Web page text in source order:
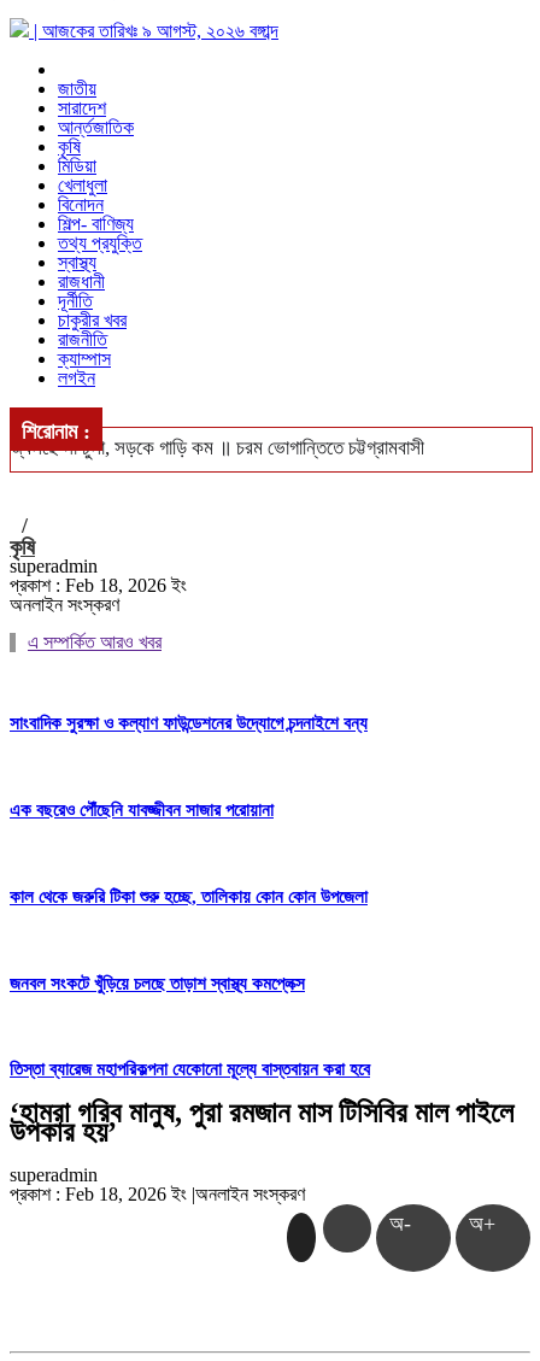
| আজকের তারিখঃ ৯ আগস্ট, ২০২৬ বঙ্গাব্দ
জাতীয়
সারাদেশ
আর্ন্তজাতিক
কৃষি
মিডিয়া
খেলাধুলা
বিনোদন
শিল্প- বাণিজ্য
তথ্য প্রযুক্তি
স্বাস্থ্য
রাজধানী
দূর্নীতি
চাকুরীর খবর
রাজনীতি
ক্যাম্পাস
লগইন
শিরোনাম :
জ্বলছে না চুলা, সড়কে গাড়ি কম ॥ চরম ভোগান্তিতে চট্টগ্রামবাসী
সিএমপি’র নিজস্ব জনবলে চলবে ট্রাফিক ব্যবস্থাপনা
ঢাকা-পাবনা ও ঢাকা-খুলনা রুটে নতুন আন্তঃনগর ট্রেন চালুর পরিকল্পনা ॥ চালু
হবে বন্ধ লোকাল-মেইল
বঙ্গোপসাগরে ধরা পড়লো ২৯ কেজির ইয়েলোফিন টুনা, ৪০ হাজারে বিক্রি
/
কৃষি
superadmin
প্রকাশ : Feb 18, 2026 ইং
অনলাইন সংস্করণ
এ সম্পর্কিত আরও খবর
সাংবাদিক সুরক্ষা ও কল্যাণ ফাউন্ডেশনের উদ্যোগে চন্দনাইশে বন্য
এক বছরেও পৌঁছেনি যাবজ্জীবন সাজার পরোয়ানা
কাল থেকে জরুরি টিকা শুরু হচ্ছে, তালিকায় কোন কোন উপজেলা
জনবল সংকটে খুঁড়িয়ে চলছে তাড়াশ স্বাস্থ্য কমপ্লেক্স
তিস্তা ব্যারেজ মহাপরিকল্পনা যেকোনো মূল্যে বাস্তবায়ন করা হবে
‘হামরা গরিব মানুষ, পুরা রমজান মাস টিসিবির মাল পাইলে
উপকার হয়’
superadmin
প্রকাশ : Feb 18, 2026 ইং |অনলাইন সংস্করণ
অ- অ+